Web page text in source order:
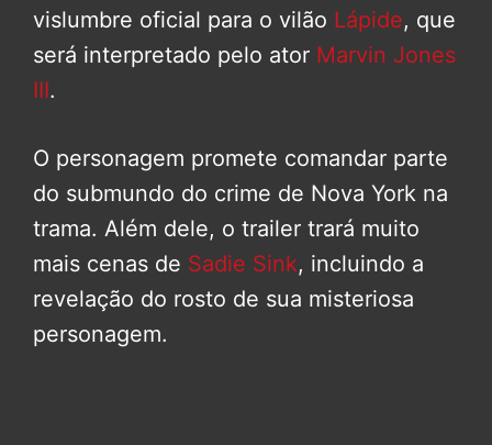
vislumbre oficial para o vilão Lápide, que
será interpretado pelo ator Marvin Jones
III.
O personagem promete comandar parte
do submundo do crime de Nova York na
trama. Além dele, o trailer trará muito
mais cenas de Sadie Sink, incluindo a
revelação do rosto de sua misteriosa
personagem.